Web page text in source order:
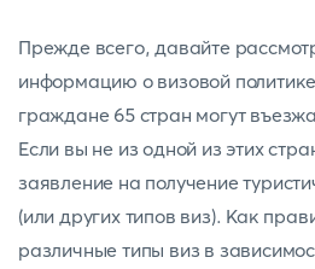
Прежде всего, давайте
информацию о визовой
граждане 65 стран могут
Если вы не из одной из этих
заявление на получение
(или других типов виз). Как
различные типы виз в